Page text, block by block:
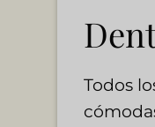
Todos